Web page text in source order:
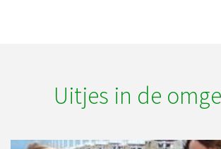
Uitjes in de